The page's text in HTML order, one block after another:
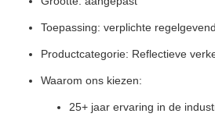
Toepassing: verplichte
Productcategorie: Reflectieve
Waarom ons kiezen:
25+ jaar ervaring in de